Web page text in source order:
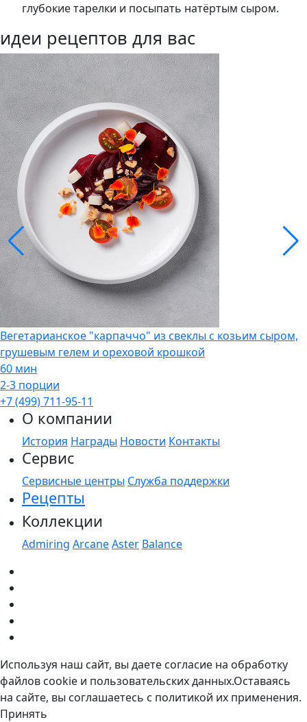
глубокие тарелки и посыпать натёртым сыром.
идеи рецептов для вас
Вегетарианское "карпаччо" из свеклы с козьим сыром,
грушевым гелем и ореховой крошкой
60 мин
2-3 порции
+7 (499) 711-95-11
О компании
История Награды Новости Контакты
Сервис
Сервисные центры Служба поддержки
Рецепты
Коллекции
Admiring ArcaneAster Balance
Используя наш сайт, вы даете согласие на обработку
файлов cookie и пользовательских данных.Оставаясь
на сайте, вы соглашаетесь с политикой их применения.
Принять